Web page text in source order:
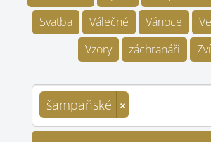
Svatba
Válečné Vánoce
Vzory
záchranáři
šampaňské ×